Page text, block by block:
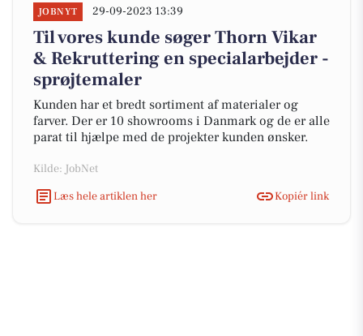
JOBNYT 29-09-2023 13:39
Til vores kunde søger Thorn Vikar
& Rekruttering en specialarbejder -
sprøjtemaler
Kunden har et bredt sortiment af materialer og
farver. Der er 10 showrooms i Danmark og de er alle
parat til hjælpe med de projekter kunden ønsker.
Kilde: JobNet
Læs hele artiklen her
Kopiér link